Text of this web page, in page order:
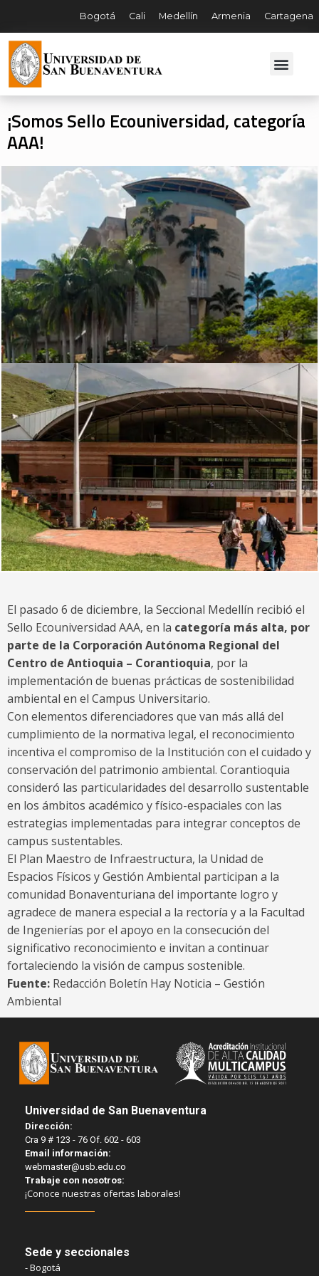
Bogotá Cali Medellín Armenia Cartagena
¡Somos Sello Ecouniversidad, categoría
AAA!
El pasado 6 de diciembre, la Seccional Medellín recibió el
Sello Ecouniversidad AAA, en la categoría más alta, por
parte de la Corporación Autónoma Regional del
Centro de Antioquia – Corantioquia, por la
implementación de buenas prácticas de sostenibilidad
ambiental en el Campus Universitario.
Con elementos diferenciadores que van más allá del
cumplimiento de la normativa legal, el reconocimiento
incentiva el compromiso de la Institución con el cuidado y
conservación del patrimonio ambiental. Corantioquia
consideró las particularidades del desarrollo sustentable
en los ámbitos académico y físico-espaciales con las
estrategias implementadas para integrar conceptos de
campus sustentables.
El Plan Maestro de Infraestructura, la Unidad de
Espacios Físicos y Gestión Ambiental participan a la
comunidad Bonaventuriana del importante logro y
agradece de manera especial a la rectoría y a la Facultad
de Ingenierías por el apoyo en la consecución del
significativo reconocimiento e invitan a continuar
fortaleciendo la visión de campus sostenible.
Fuente: Redacción Boletín Hay Noticia – Gestión
Ambiental
Universidad de San Buenaventura
Dirección:
Cra 9 # 123 - 76 Of. 602 - 603
Email información:
webmaster@usb.edu.co
Trabaje con nosotros:
¡Conoce nuestras ofertas laborales!
Sede y seccionales
- Bogotá